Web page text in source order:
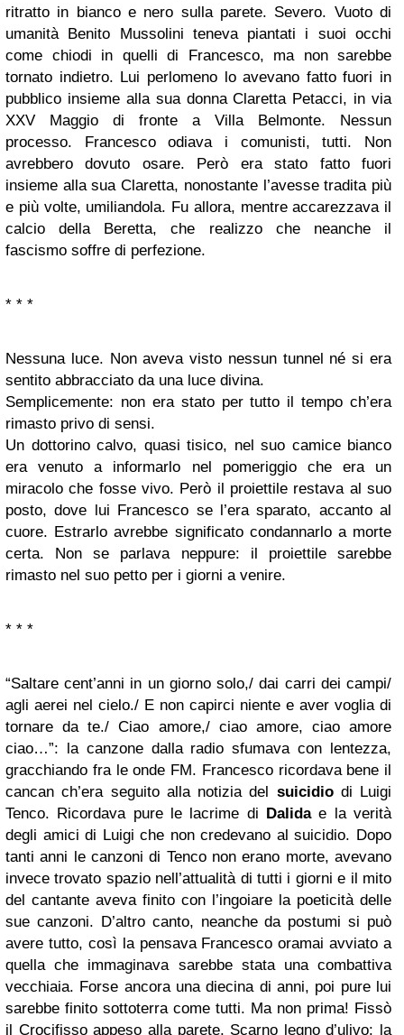
ritratto in bianco e nero sulla parete. Severo. Vuoto di
umanità Benito Mussolini teneva piantati i suoi occhi
come chiodi in quelli di Francesco, ma non sarebbe
tornato indietro. Lui perlomeno lo avevano fatto fuori in
pubblico insieme alla sua donna Claretta Petacci, in via
XXV Maggio di fronte a Villa Belmonte. Nessun
processo. Francesco odiava i comunisti, tutti. Non
avrebbero dovuto osare. Però era stato fatto fuori
insieme alla sua Claretta, nonostante l’avesse tradita più
e più volte, umiliandola. Fu allora, mentre accarezzava il
calcio della Beretta, che realizzo che neanche il
fascismo soffre di perfezione.
* * *
Nessuna luce. Non aveva visto nessun tunnel né si era
sentito abbracciato da una luce divina.
Semplicemente: non era stato per tutto il tempo ch’era
rimasto privo di sensi.
Un dottorino calvo, quasi tisico, nel suo camice bianco
era venuto a informarlo nel pomeriggio che era un
miracolo che fosse vivo. Però il proiettile restava al suo
posto, dove lui Francesco se l’era sparato, accanto al
cuore. Estrarlo avrebbe significato condannarlo a morte
certa. Non se parlava neppure: il proiettile sarebbe
rimasto nel suo petto per i giorni a venire.
* * *
“Saltare cent’anni in un giorno solo,/ dai carri dei campi/
agli aerei nel cielo./ E non capirci niente e aver voglia di
tornare da te./ Ciao amore,/ ciao amore, ciao amore
ciao…”: la canzone dalla radio sfumava con lentezza,
gracchiando fra le onde FM. Francesco ricordava bene il
cancan ch’era seguito alla notizia del suicidiodi Luigi
Tenco. Ricordava pure le lacrime di Dalidae la verità
degli amici di Luigi che non credevano al suicidio. Dopo
tanti anni le canzoni di Tenco non erano morte, avevano
invece trovato spazio nell’attualità di tutti i giorni e il mito
del cantante aveva finito con l’ingoiare la poeticità delle
sue canzoni. D’altro canto, neanche da postumi si può
avere tutto, così la pensava Francesco oramai avviato a
quella che immaginava sarebbe stata una combattiva
vecchiaia. Forse ancora una diecina di anni, poi pure lui
sarebbe finito sottoterra come tutti. Ma non prima! Fissò
il Crocifisso appeso alla parete. Scarno legno d’ulivo: la